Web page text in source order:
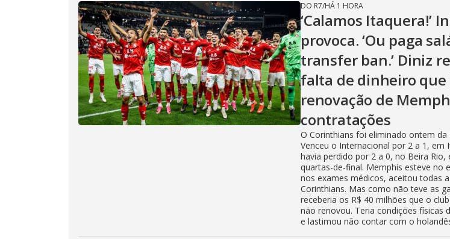
DO R7/HÁ 1 HORA
‘Calamos Itaquera!’
provoca. ‘Ou paga
transfer ban.’ Diniz
falta de dinheiro
renovação de
contratações
O Corinthians foi eliminado ontem da
Venceu o Internacional por 2 a 1, em
havia perdido por 2 a 0, no Beira Rio,
quartas-de-final. Memphis esteve no
nos exames médicos, aceitou todas
Corinthians. Mas como não teve as
receberia os R$ 40 milhões que o
não renovou. Teria condições físicas
e lastimou não contar com o